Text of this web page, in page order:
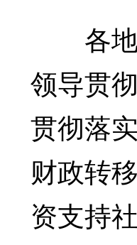
各地
领导贯
贯彻落
财政转
资支持